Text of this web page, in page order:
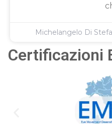
Michelangelo Di
Certificazioni